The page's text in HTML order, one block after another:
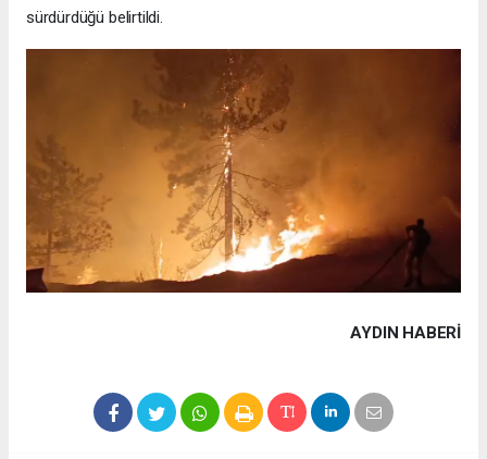
sürdürdüğü belirtildi.
AYDIN HABERİ